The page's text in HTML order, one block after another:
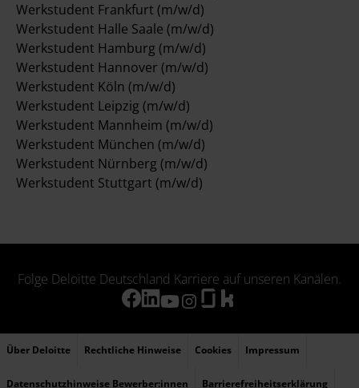
Werkstudent Frankfurt (m/w/d)
Werkstudent Halle Saale (m/w/d)
Werkstudent Hamburg (m/w/d)
Werkstudent Hannover (m/w/d)
Werkstudent Köln (m/w/d)
Werkstudent Leipzig (m/w/d)
Werkstudent Mannheim (m/w/d)
Werkstudent München (m/w/d)
Werkstudent Nürnberg (m/w/d)
Werkstudent Stuttgart (m/w/d)
Folge Deloitte Deutschland Karriere auf unseren Kanälen.
Über Deloitte Rechtliche Hinweise Cookies Impressum
Datenschutzhinweise Bewerber:innen Barrierefreiheitserklärung